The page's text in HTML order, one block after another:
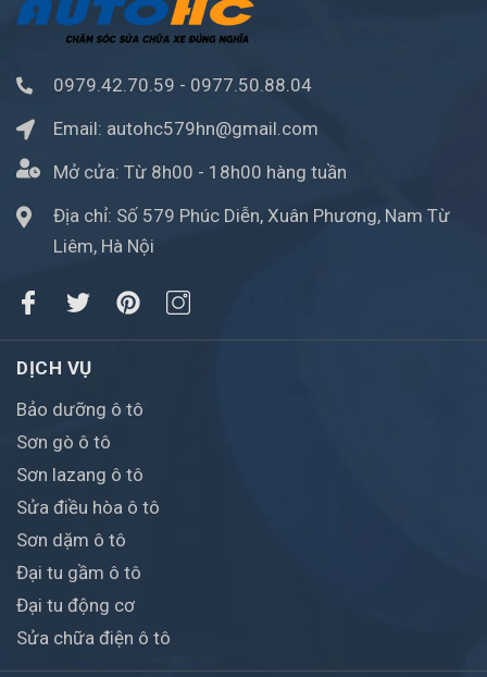
0979.42.70.59 - 0977.50.88.04
Email: autohc579hn@gmail.com
Mở cửa: Từ 8h00 - 18h00 hàng tuần
Địa chỉ: Số 579 Phúc Diễn, Xuân Phương, Nam Từ
Liêm, Hà Nội
DỊCH VỤ
Bảo dưỡng ô tô
Sơn gò ô tô
Sơn lazang ô tô
Sửa điều hòa ô tô
Sơn dặm ô tô
Đại tu gầm ô tô
Đại tu động cơ
Sửa chữa điện ô tô